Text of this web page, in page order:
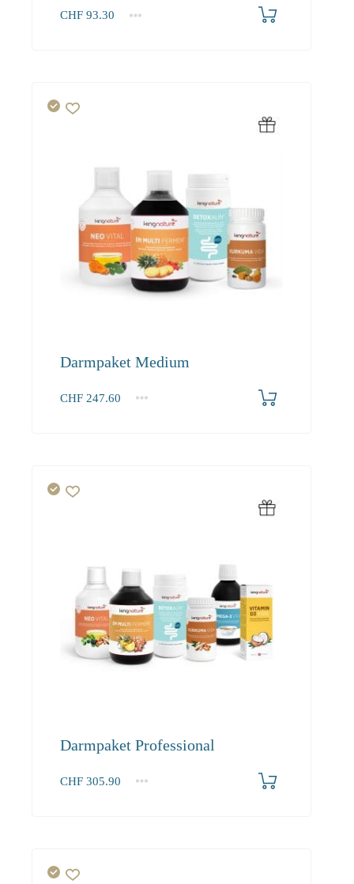
CHF 93.30
1+
Darmpaket Medium
CHF 247.60
1+
Darmpaket Professional
CHF 305.90
1+